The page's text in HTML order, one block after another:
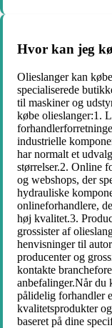
Hvor kan jeg
Olieslanger kan
specialiserede
til maskiner og
købe olieslanger:1.
industrielle
har normalt et
størrelser.2. Online
og webshops, der
hydrauliske
onlineforhandlere,
høj kvalitet.3.
grossister af
henvisninger til
producenter og
kontakte
anbefalinger.Når du
pålidelig forhandler
kvalitetsprodukter
baseret på dine